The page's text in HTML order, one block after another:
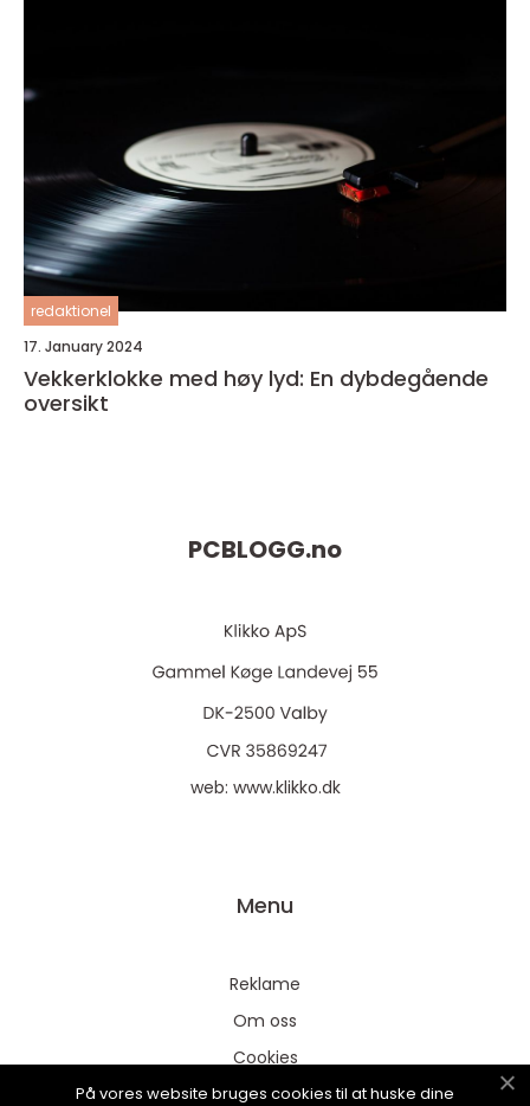
redaktionel
17. January 2024
Vekkerklokke med høy lyd: En dybdegående
oversikt
PCBLOGG.no
web: www.klikko.dk
Menu
Reklame
Om oss
Cookies
Kontakt Oss
På vores website bruges cookies til at huske dine